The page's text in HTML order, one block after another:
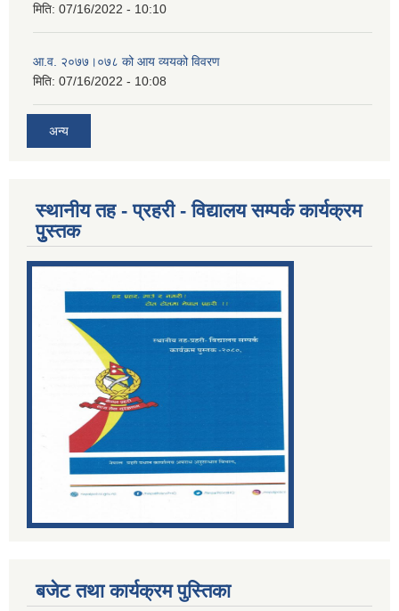
मिति: 07/16/2022 - 10:10
आ.व. २०७७।०७८ को आय व्ययको विवरण
मिति: 07/16/2022 - 10:08
अन्य
स्थानीय तह - प्रहरी - विद्यालय सम्पर्क कार्यक्रम
पुुस्तक
बजेट तथा कार्यक्रम पुस्तिका